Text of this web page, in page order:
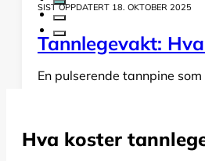
SIST OPPDATERT 18. OKTOBER 2025
Tannlegevakt:
En pulserende tannpine
Hva koster